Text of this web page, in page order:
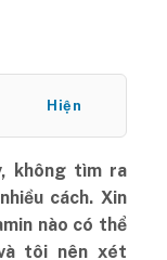
Hiện
không tìm ra
cách. Xin
nào có thể
tôi nên xét